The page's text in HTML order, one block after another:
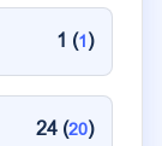
1 (1)
24 (20)